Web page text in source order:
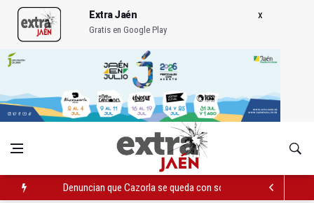
Extra Jaén
Gratis en Google Play
Denuncian que Cazorla se queda con solo dos bomberos por